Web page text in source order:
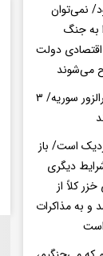
نمی‌توان
به جنگ
دولت
می‌شوند
حمله افراد ناشناس به دیرالزور سوریه/ ۳
است/ باز
دیگری
کلاً از
و به مذاکرات